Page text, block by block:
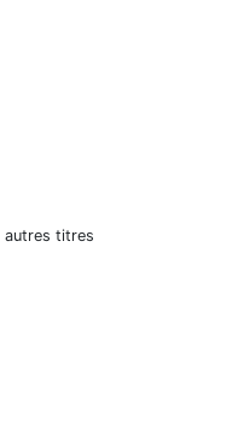
autres titres